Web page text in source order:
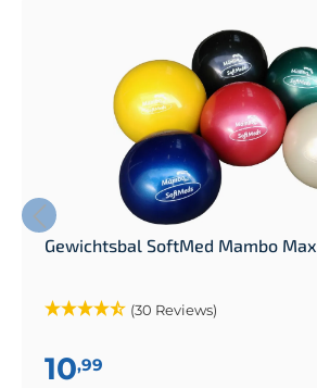
Gewichtsbal SoftMed Mambo Max
(30 Reviews)
10,99